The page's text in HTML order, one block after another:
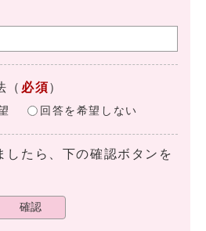
（ 必須）
回答を希望しない
したら、下の確認ボタンを
確認